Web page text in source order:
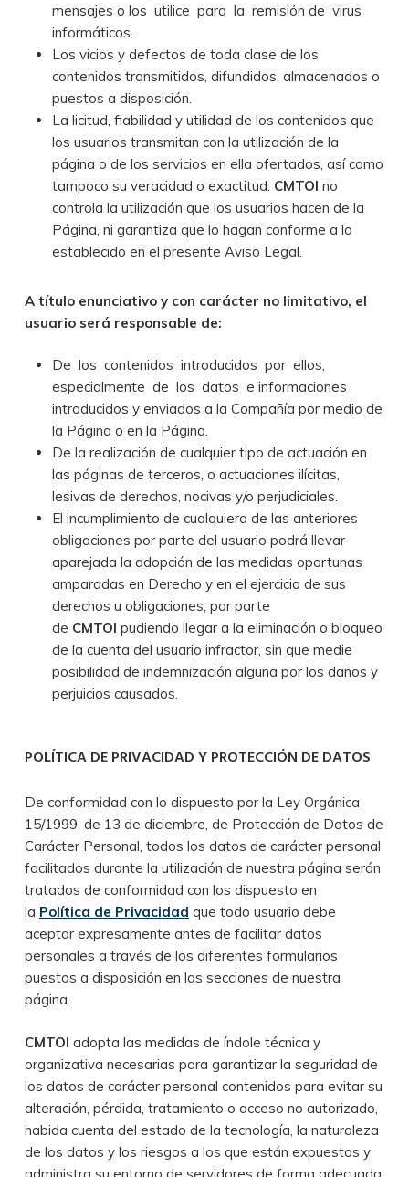
mensajes o los utilice para la remisión de virus
informáticos.
Los vicios y defectos de toda clase de los
contenidos transmitidos, difundidos, almacenados o
puestos a disposición.
La licitud, fiabilidad y utilidad de los contenidos que
los usuarios transmitan con la utilización de la
página o de los servicios en ella ofertados, así como
tampoco su veracidad o exactitud. CMTOI no
controla la utilización que los usuarios hacen de la
Página, ni garantiza que lo hagan conforme a lo
establecido en el presente Aviso Legal.
A título enunciativo y con carácter no limitativo, el
usuario será responsable de:
De los contenidos introducidos por ellos,
especialmente de los datos e informaciones
introducidos y enviados a la Compañía por medio de
la Página o en la Página.
De la realización de cualquier tipo de actuación en
las páginas de terceros, o actuaciones ilícitas,
lesivas de derechos, nocivas y/o perjudiciales.
El incumplimiento de cualquiera de las anteriores
obligaciones por parte del usuario podrá llevar
aparejada la adopción de las medidas oportunas
amparadas en Derecho y en el ejercicio de sus
derechos u obligaciones, por parte
de CMTOI pudiendo llegar a la eliminación o bloqueo
de la cuenta del usuario infractor, sin que medie
posibilidad de indemnización alguna por los daños y
perjuicios causados.
POLÍTICA DE PRIVACIDAD Y PROTECCIÓN DE DATOS
De conformidad con lo dispuesto por la Ley Orgánica
15/1999, de 13 de diciembre, de Protección de Datos de
Carácter Personal, todos los datos de carácter personal
facilitados durante la utilización de nuestra página serán
tratados de conformidad con los dispuesto en
la Política de Privacidad que todo usuario debe
aceptar expresamente antes de facilitar datos
personales a través de los diferentes formularios
puestos a disposición en las secciones de nuestra
página.
CMTOI adopta las medidas de índole técnica y
organizativa necesarias para garantizar la seguridad de
los datos de carácter personal contenidos para evitar su
alteración, pérdida, tratamiento o acceso no autorizado,
habida cuenta del estado de la tecnología, la naturaleza
de los datos y los riesgos a los que están expuestos y
administra su entorno de servidores de forma adecuada,